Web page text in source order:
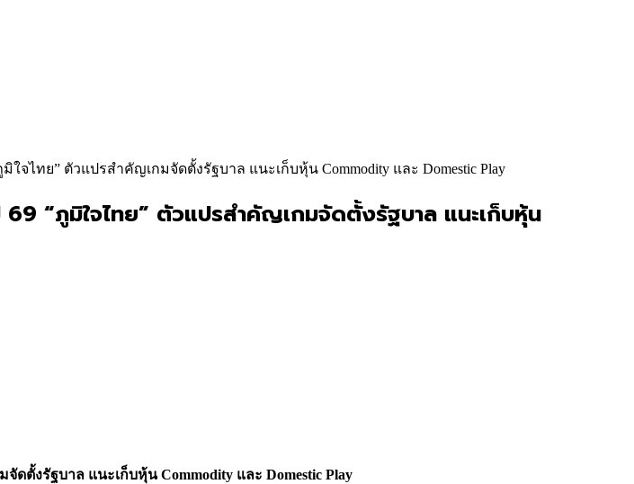
ไทย” ตัวแปรสำคัญเกมจัดตั้งรัฐบาล แนะเก็บหุ้น Commodity และ Domestic Play
“ภูมิใจไทย” ตัวแปรสำคัญเกมจัดตั้งรัฐบาล แนะเก็บหุ้น
ตั้งรัฐบาล แนะเก็บหุ้น Commodity และ Domestic Play